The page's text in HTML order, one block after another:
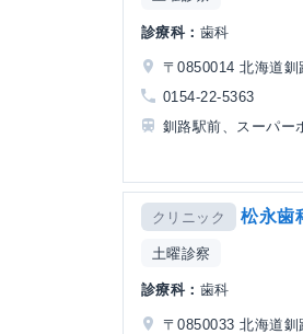
診療科： 歯科
〒0850014 北海道
0154-22-5363
釧路駅前、スーパー
クリニック 松永歯
土曜診察
診療科： 歯科
〒0850033 北海道釧